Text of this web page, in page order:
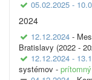
05.02.2025 -
2024
12.12.2024 -
Bratislavy (2022 -
12.12.2024 -
systémov - prítomný